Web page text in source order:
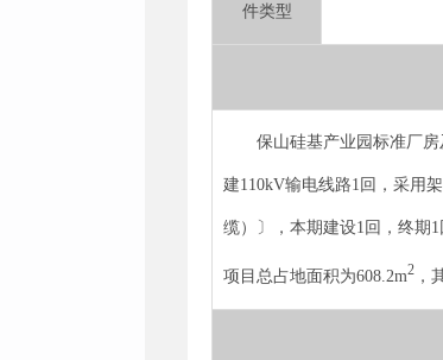
件类型
保山硅基产业园标准厂
建110kV输电线路1回，采用
缆）〕，本期建设1回，终期
项目总占地面积为608.2m2 ，